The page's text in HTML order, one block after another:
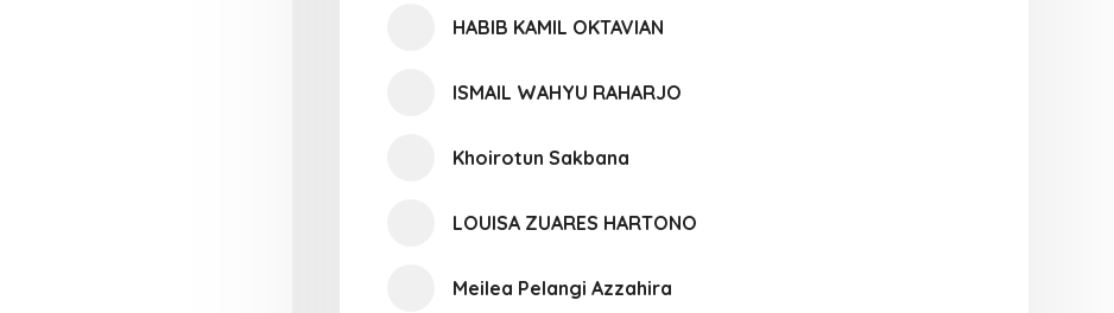
HABIB KAMIL OKTAVIAN
ISMAIL WAHYU RAHARJO
Khoirotun Sakbana
LOUISA ZUARES HARTONO
Meilea Pelangi Azzahira